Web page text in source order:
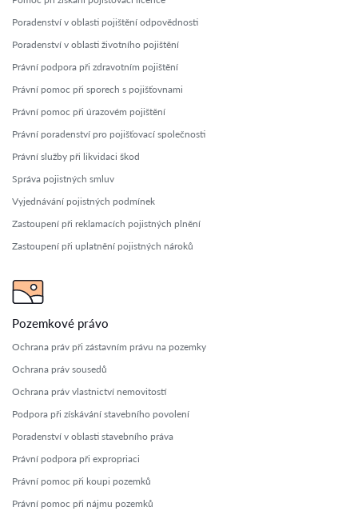
Poradenství v oblasti pojištění odpovědnosti
Poradenství v oblasti životního pojištění
Právní podpora při zdravotním pojištění
Právní pomoc při sporech s pojišťovnami
Právní pomoc při úrazovém pojištění
Právní poradenství pro pojišťovací společnosti
Právní služby při likvidaci škod
Správa pojistných smluv
Vyjednávání pojistných podmínek
Zastoupení při reklamacích pojistných plnění
Zastoupení při uplatnění pojistných nároků
Pozemkové právo
Ochrana práv při zástavním právu na pozemky
Ochrana práv sousedů
Ochrana práv vlastnictví nemovitostí
Podpora při získávání stavebního povolení
Poradenství v oblasti stavebního práva
Právní podpora při expropriaci
Právní pomoc při koupi pozemků
Právní pomoc při nájmu pozemků